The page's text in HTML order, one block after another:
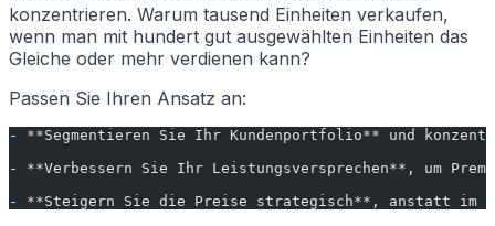
konzentrieren. Warum tausend Einheiten verkaufen,
wenn man mit hundert gut ausgewählten Einheiten das
Gleiche oder mehr verdienen kann?
Passen Sie Ihren Ansatz an:
- **Segmentieren Sie Ihr Kundenportfolio** und
- **Verbessern Sie Ihr Leistungsversprechen**, um
- **Steigern Sie die Preise strategisch**, anstatt im